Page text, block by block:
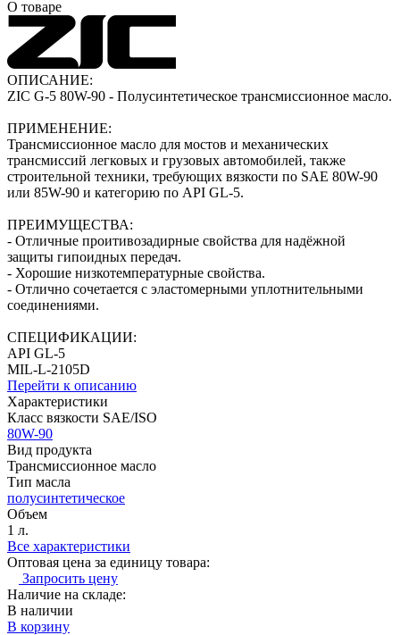
О товаре
ОПИСАНИЕ:
ZIC G-5 80W-90 - Полусинтетическое трансмиссионное масло.
ПРИМЕНЕНИЕ:
Трансмисcионное масло для мостов и механических
трансмиссий легковых и грузовых автомобилей, также
строительной техники, требующих вязкости по SAE 80W-90
или 85W-90 и категорию по API GL-5.
ПРЕИМУЩЕСТВА:
- Отличные проитивозадирные свойства для надёжной
защиты гипоидных передач.
- Хорошие низкотемпературные свойства.
- Отлично сочетается с эластомерными уплотнительными
соединениями.
СПЕЦИФИКАЦИИ:
API GL-5
MIL-L-2105D
Перейти к описанию
Характеристики
Класс вязкости SAE/ISO
80W-90
Вид продукта
Трансмиссионное масло
Тип масла
полусинтетическое
Объем
1 л.
Все характеристики
Оптовая цена за единицу товара:
Запросить цену
Наличие на складе:
В наличии
В корзину